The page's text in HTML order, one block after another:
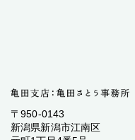
〒950-0143
新潟県新潟市江南区